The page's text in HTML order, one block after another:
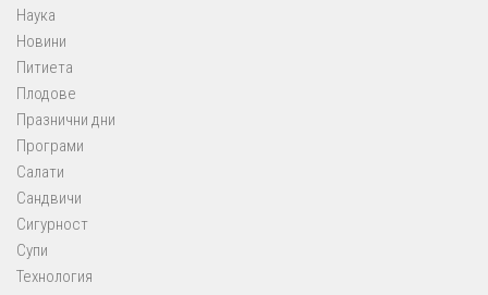
Наука
Новини
Питиета
Плодове
Празнични дни
Програми
Салати
Сандвичи
Сигурност
Супи
Технология